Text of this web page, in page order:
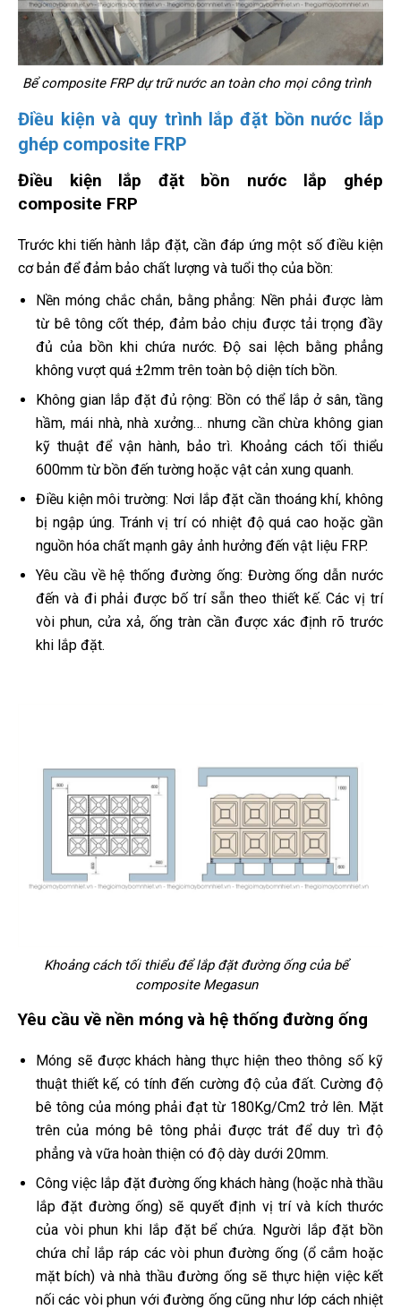
Bể composite FRP dự trữ nước an toàn cho mọi công trình
Điều kiện và quy trình lắp đặt bồn nước lắp
ghép composite FRP
Điều kiện lắp đặt bồn nước lắp ghép
composite FRP
Trước khi tiến hành lắp đặt, cần đáp ứng một số điều kiện
cơ bản để đảm bảo chất lượng và tuổi thọ của bồn:
Nền móng chắc chắn, bằng phẳng: Nền phải được làm
từ bê tông cốt thép, đảm bảo chịu được tải trọng đầy
đủ của bồn khi chứa nước. Độ sai lệch bằng phẳng
không vượt quá ±2mm trên toàn bộ diện tích bồn.
Không gian lắp đặt đủ rộng: Bồn có thể lắp ở sân, tầng
hầm, mái nhà, nhà xưởng… nhưng cần chừa không gian
kỹ thuật để vận hành, bảo trì. Khoảng cách tối thiểu
600mm từ bồn đến tường hoặc vật cản xung quanh.
Điều kiện môi trường: Nơi lắp đặt cần thoáng khí, không
bị ngập úng. Tránh vị trí có nhiệt độ quá cao hoặc gần
nguồn hóa chất mạnh gây ảnh hưởng đến vật liệu FRP.
Yêu cầu về hệ thống đường ống: Đường ống dẫn nước
đến và đi phải được bố trí sẵn theo thiết kế. Các vị trí
vòi phun, cửa xả, ống tràn cần được xác định rõ trước
khi lắp đặt.
Khoảng cách tối thiểu để lắp đặt đường ống của bể
composite Megasun
Yêu cầu về nền móng và hệ thống đường ống
Móng sẽ được khách hàng thực hiện theo thông số kỹ
thuật thiết kế, có tính đến cường độ của đất. Cường độ
bê tông của móng phải đạt từ 180Kg/Cm2 trở lên. Mặt
trên của móng bê tông phải được trát để duy trì độ
phẳng và vữa hoàn thiện có độ dày dưới 20mm.
Công việc lắp đặt đường ống khách hàng (hoặc nhà thầu
lắp đặt đường ống) sẽ quyết định vị trí và kích thước
của vòi phun khi lắp đặt bể chứa. Người lắp đặt bồn
chứa chỉ lắp ráp các vòi phun đường ống (ổ cắm hoặc
mặt bích) và nhà thầu đường ống sẽ thực hiện việc kết
nối các vòi phun với đường ống cũng như lớp cách nhiệt